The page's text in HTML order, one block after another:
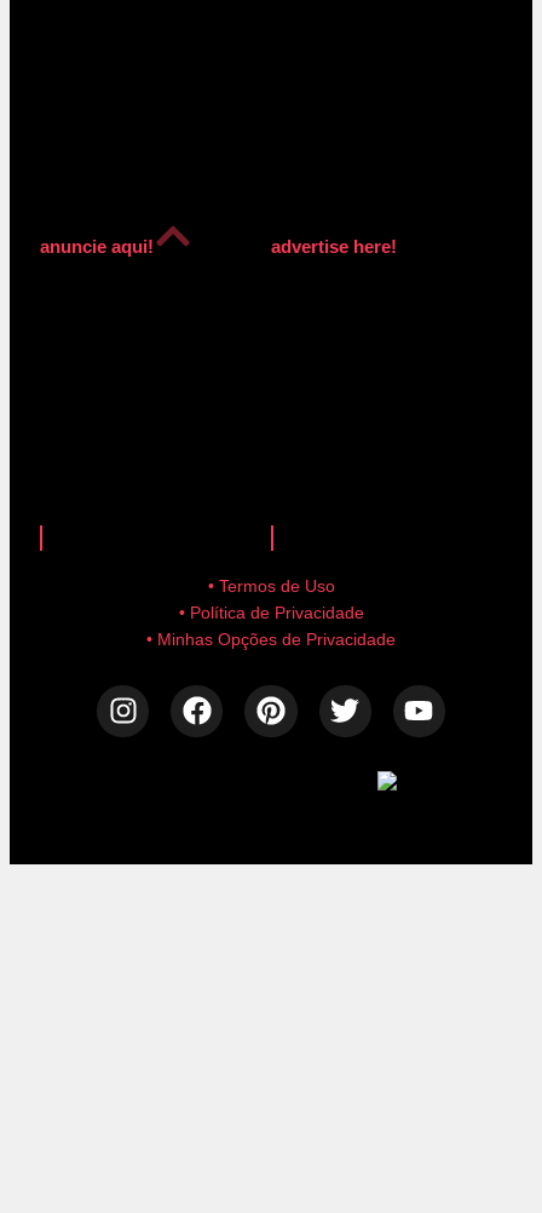
anuncie aqui! advertise here!
• Termos de Uso
• Política de Privacidade
• Minhas Opções de Privacidade